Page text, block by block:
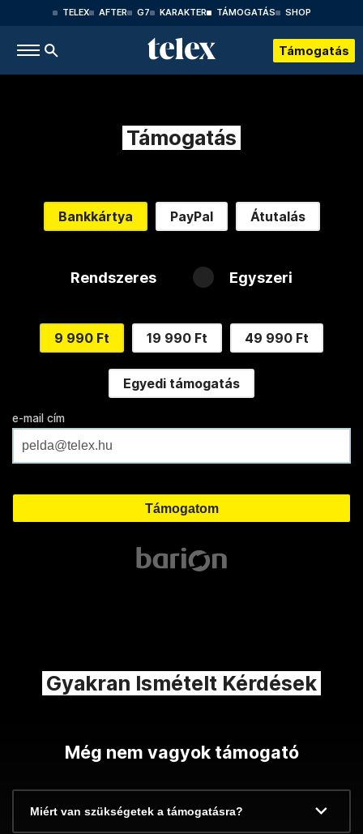
TELEX AFTER G7 KARAKTER TÁMOGATÁS SHOP
Támogatás
Támogatás
Bankkártya PayPal Átutalás
Rendszeres Egyszeri
9 990 Ft 19 990 Ft 49 990 Ft
Egyedi támogatás
e-mail cím
Gyakran Ismételt Kérdések
Még nem vagyok támogató
Miért van szükségetek a támogatásra?